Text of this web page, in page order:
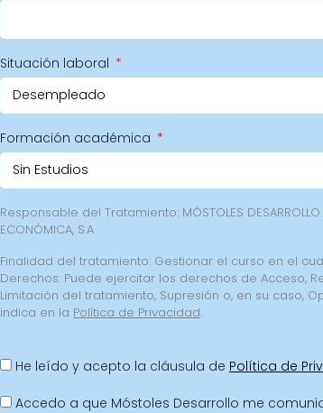
Situación laboral
Formación académica
Responsable del Tratamiento: MÓSTOLES DESARROLLO
ECONÓMICA, S.A
Finalidad del tratamiento: Gestionar el curso en el
Derechos: Puede ejercitar los derechos de Acceso,
Limitación del tratamiento, Supresión o, en su caso,
indica en la Política de Privacidad.
He leído y acepto la cláusula de Política de
Accedo a que Móstoles Desarrollo me